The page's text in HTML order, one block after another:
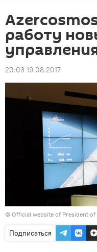
работу
20:03 19.08.2017
© Official website of President of
Подписаться